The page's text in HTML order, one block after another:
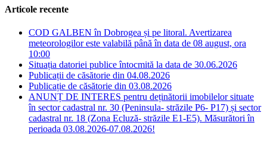
Articole recente
COD GALBEN în Dobrogea și pe litoral. Avertizarea
meteorologilor este valabilă până în data de 08 august, ora
10:00
Situația datoriei publice întocmită la data de 30.06.2026
Publicații de căsătorie din 04.08.2026
Publicație de căsătorie din 03.08.2026
ANUNȚ DE INTERES pentru deținătorii imobilelor situate
în sector cadastral nr. 30 (Peninsula- străzile P6- P17) și sector
cadastral nr. 18 (Zona Ecluză- străzile E1-E5). Măsurători în
perioada 03.08.2026-07.08.2026!